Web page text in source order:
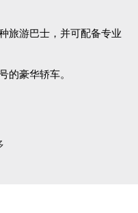
旅游巴士，并可配备专业
的豪华轿车。